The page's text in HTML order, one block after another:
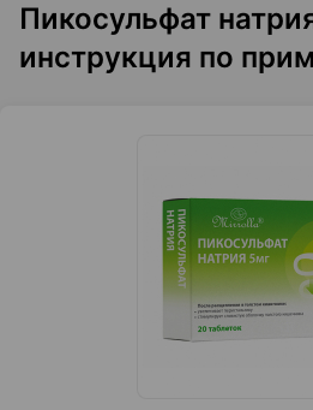
Пикосульфат
инструкция по